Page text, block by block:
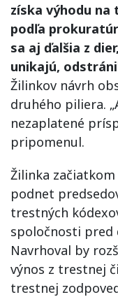
získa výhodu
podľa
sa aj ďalšia z
unikajú,
Žilinkov návrh
druhého piliera.
nezaplatené
pripomenul.
Žilinka
podnet
trestných
spoločnosti pred
Navrhoval by
výnos z trestnej
trestnej